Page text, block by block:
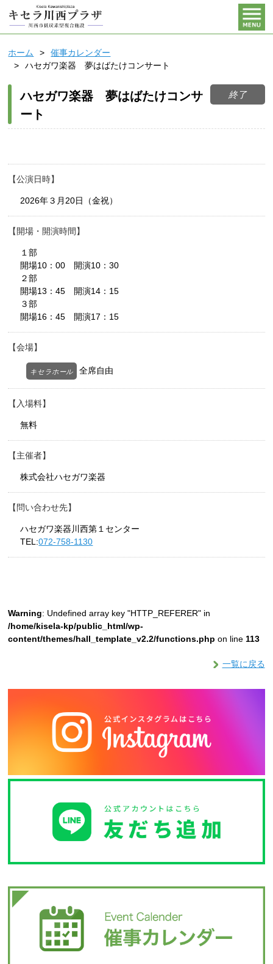
ホーム
催事カレンダー
ハセガワ楽器 夢はばたけコンサート
終了
ハセガワ楽器 夢はばたけコンサ
ート
公演日時
2026年３月20日（金祝）
開場・開演時間
１部
開場10：00 開演10：30
２部
開場13：45 開演14：15
３部
開場16：45 開演17：15
会場
キセラホール 全席自由
入場料
無料
主催者
株式会社ハセガワ楽器
問い合わせ先
ハセガワ楽器川西第１センター
TEL:072-758-1130
Warning: Undefined array key "HTTP_REFERER" in
/home/kisela-kp/public_html/wp-
content/themes/hall_template_v2.2/functions.php on line 113
一覧に戻る